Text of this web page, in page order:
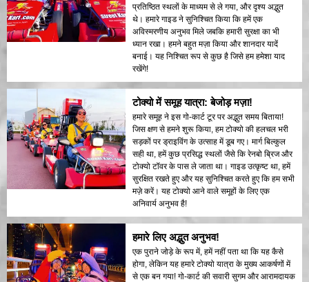
प्रतिष्ठित स्थलों के माध्यम से ले गया, और दृश्य अद्भुत
थे। हमारे गाइड ने सुनिश्चित किया कि हमें एक
अविस्मरणीय अनुभव मिले जबकि हमारी सुरक्षा का भी
ध्यान रखा। हमने बहुत मज़ा किया और शानदार यादें
बनाई। यह निश्चित रूप से कुछ है जिसे हम हमेशा याद
रखेंगे!
टोक्यो में समूह यात्रा: बेजोड़ मज़ा!
हमारे समूह ने इस गो-कार्ट टूर पर अद्भुत समय बिताया!
जिस क्षण से हमने शुरू किया, हम टोक्यो की हलचल भरी
सड़कों पर ड्राइविंग के उत्साह में डूब गए। मार्ग बिल्कुल
सही था, हमें कुछ प्रसिद्ध स्थलों जैसे कि रेनबो ब्रिज और
टोक्यो टॉवर के पास ले जाता था। गाइड उत्कृष्ट था, हमें
सुरक्षित रखते हुए और यह सुनिश्चित करते हुए कि हम सभी
मज़े करें। यह टोक्यो आने वाले समूहों के लिए एक
अनिवार्य अनुभव है!
हमारे लिए अद्भुत अनुभव!
एक पुराने जोड़े के रूप में, हमें नहीं पता था कि यह कैसे
होगा, लेकिन यह हमारे टोक्यो यात्रा के मुख्य आकर्षणों में
से एक बन गया! गो-कार्ट की सवारी सुगम और आरामदायक